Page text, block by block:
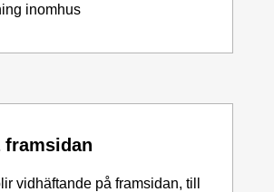
inomhus
framsidan
vidhäftande på framsidan, till